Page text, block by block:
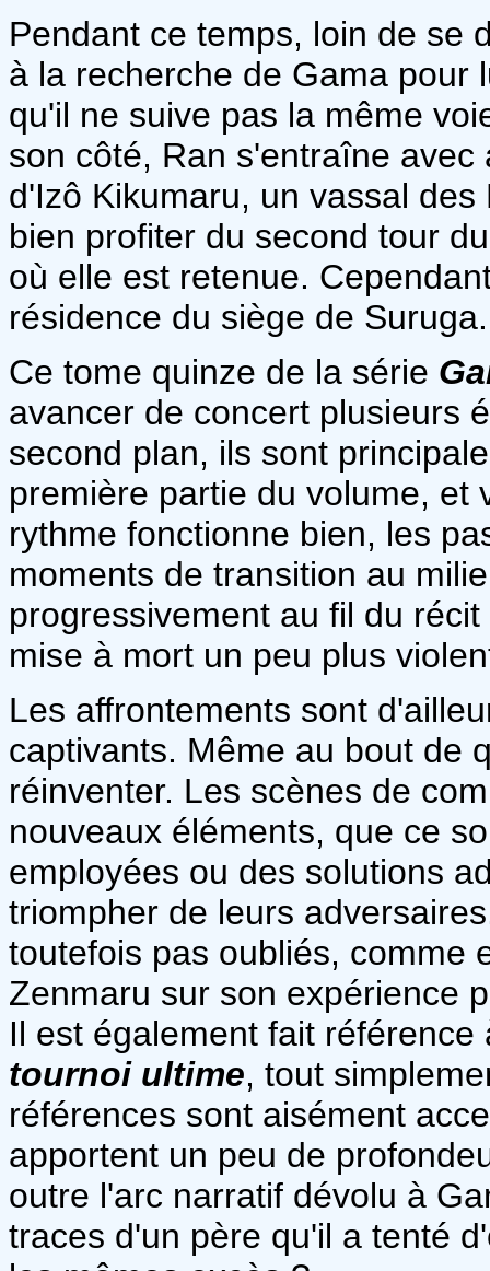
Pendant ce temps, loin de se
à la recherche de Gama pour
qu'il ne suive pas la même
son côté, Ran s'entraîne
d'Izô Kikumaru, un vassal
bien profiter du second tour
où elle est retenue.
résidence du siège de Suruga.
Ce tome quinze de la série
avancer de concert plusieurs
second plan, ils sont
première partie du volume, et
rythme fonctionne bien, les
moments de transition au
progressivement au fil du
mise à mort un peu plus
Les affrontements sont
captivants. Même au bout de
réinventer. Les scènes de
nouveaux éléments, que ce
employées ou des solutions
triompher de leurs
toutefois pas oubliés, comme
Zenmaru sur son expérience
Il est également fait
tournoi ultime, tout
références sont aisément
apportent un peu de
outre l'arc narratif dévolu à
traces d'un père qu'il a tenté